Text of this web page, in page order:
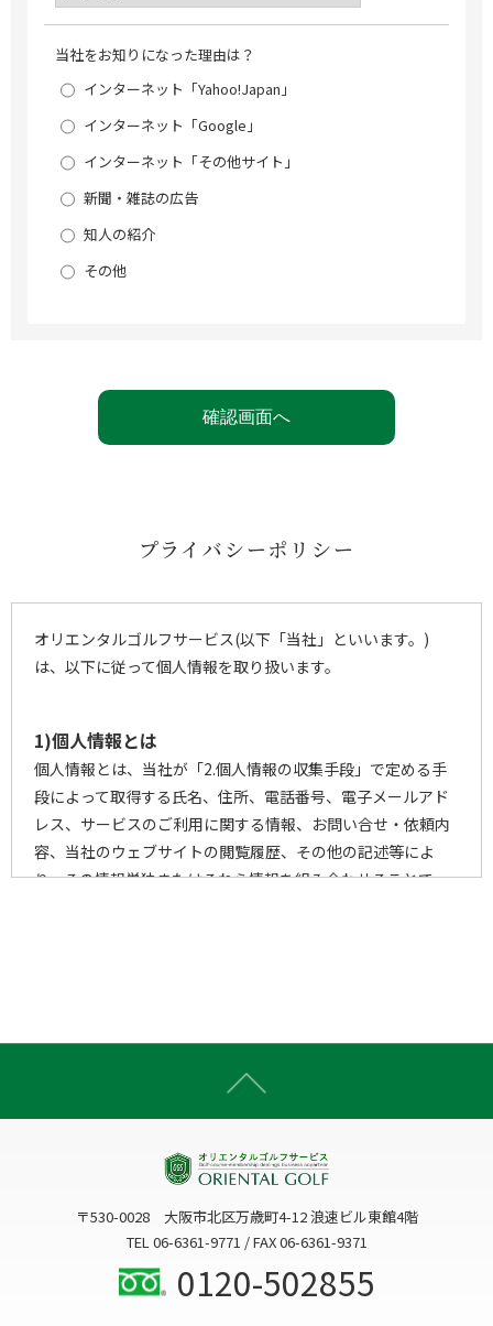
当社をお知りになった理由は？
インターネット「Yahoo!Japan」
インターネット「Google」
インターネット「その他サイト」
新聞・雑誌の広告
知人の紹介
その他
プライバシーポリシー
オリエンタルゴルフサービス(以下「当社」といいます。)
は、以下に従って個人情報を取り扱います。
1)個人情報とは
個人情報とは、当社が「2.個人情報の収集手段」で定める手
段によって取得する氏名、住所、電話番号、電子メールアド
レス、サービスのご利用に関する情報、お問い合せ・依頼内
容、当社のウェブサイトの閲覧履歴、その他の記述等によ
り、その情報単独またはそれら情報を組み合わせることで、
3)個人情報の利用目的
当社は、個人情報を、以下の何れかに該当する場合を除き、
事前にお知らせした利用目的以外には利用いたしません。
〒530-0028 大阪市北区万歳町4-12 浪速ビル東館4階
TEL 06-6361-9771 / FAX 06-6361-9371
0120-502855